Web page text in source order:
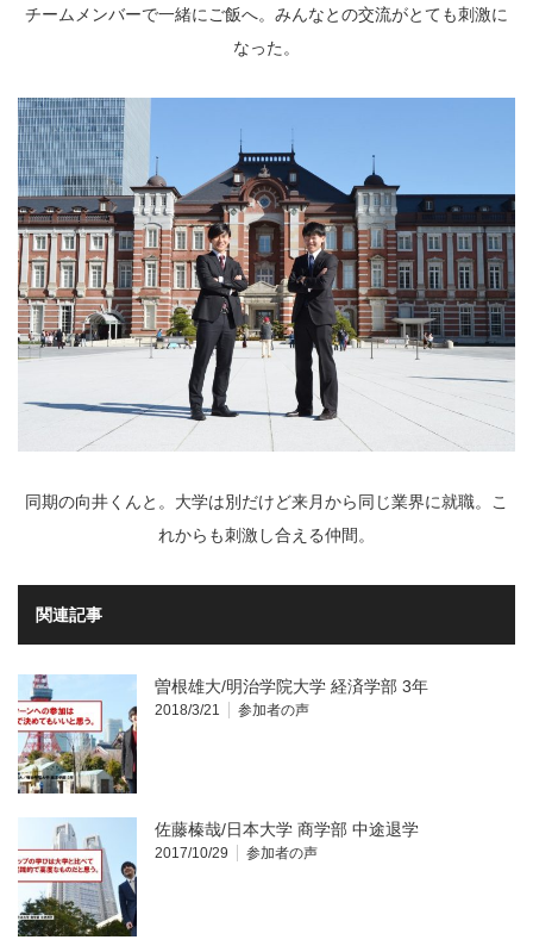
チームメンバーで一緒にご飯へ。みんなとの交流がとても刺激に
なった。
同期の向井くんと。大学は別だけど来月から同じ業界に就職。こ
れからも刺激し合える仲間。
関連記事
曽根雄大/明治学院大学 経済学部 3年
2018/3/21 参加者の声
佐藤榛哉/日本大学 商学部 中途退学
2017/10/29 参加者の声